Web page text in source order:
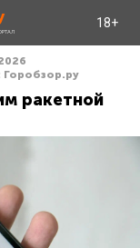
18+
ракетной